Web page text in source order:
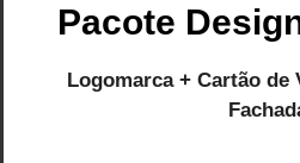
Pacote
Logomarca + Cartão de